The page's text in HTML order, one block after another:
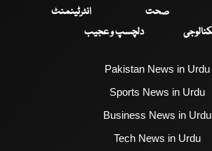
صحت
انٹرٹینمنٹ
دلچسپ و عجیب
Pakistan News in Urdu
Sports News in Urdu
Business News in Urdu
Tech News in Urdu